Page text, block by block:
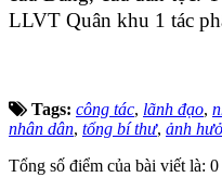
LLVT Quân khu 1 tác
Tags: công tác, lãnh đạo,
nhân dân, tổng bí thư, ảnh
Tổng số điểm của bài viết là: